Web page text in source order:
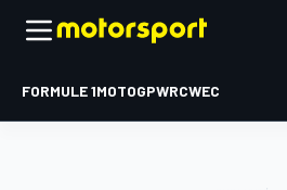
FORMULE 1MOTOGPWRCWEC